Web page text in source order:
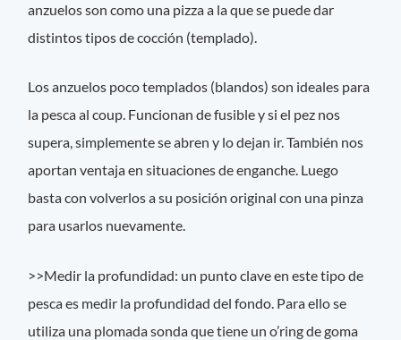
anzuelos son como una pizza a la que se puede dar
distintos tipos de cocción (templado).
Los anzuelos poco templados (blandos) son ideales para
la pesca al coup. Funcionan de fusible y si el pez nos
supera, simplemente se abren y lo dejan ir. También nos
aportan ventaja en situaciones de enganche. Luego
basta con volverlos a su posición original con una pinza
para usarlos nuevamente.
>>Medir la profundidad: un punto clave en este tipo de
pesca es medir la profundidad del fondo. Para ello se
utiliza una plomada sonda que tiene un o’ring de goma